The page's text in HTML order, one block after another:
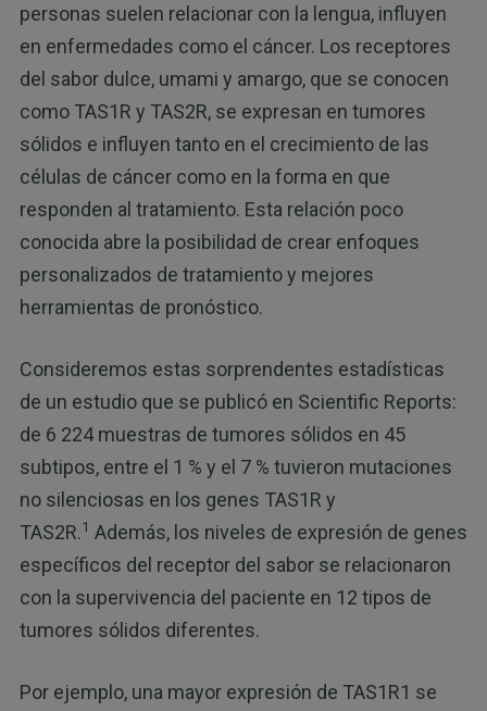
personas suelen relacionar con la lengua, influyen
en enfermedades como el cáncer. Los receptores
del sabor dulce, umami y amargo, que se conocen
como TAS1R y TAS2R, se expresan en tumores
sólidos e influyen tanto en el crecimiento de las
células de cáncer como en la forma en que
responden al tratamiento. Esta relación poco
conocida abre la posibilidad de crear enfoques
personalizados de tratamiento y mejores
herramientas de pronóstico.
Consideremos estas sorprendentes estadísticas
de un estudio que se publicó en Scientific Reports:
de 6 224 muestras de tumores sólidos en 45
subtipos, entre el 1 % y el 7 % tuvieron mutaciones
no silenciosas en los genes TAS1R y
TAS2R.1 Además, los niveles de expresión de genes
específicos del receptor del sabor se relacionaron
con la supervivencia del paciente en 12 tipos de
tumores sólidos diferentes.
Por ejemplo, una mayor expresión de TAS1R1 se